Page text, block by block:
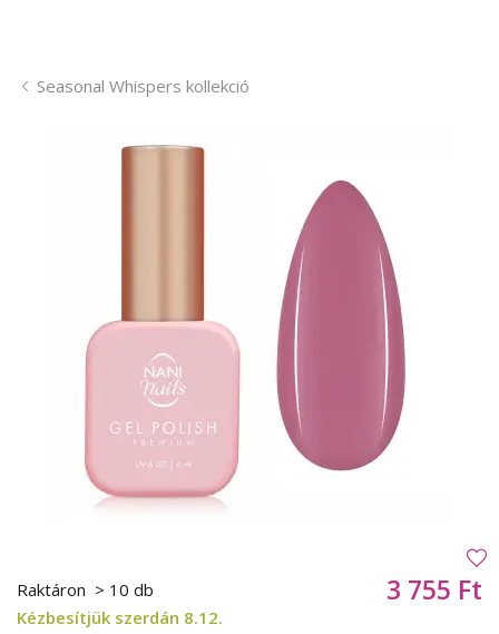
Seasonal Whispers kollekció
Raktáron > 10 db
Kézbesítjük szerdán 8.12.
3 755 Ft